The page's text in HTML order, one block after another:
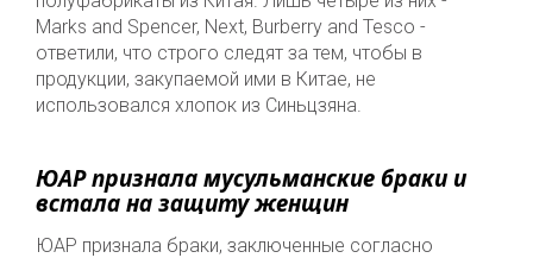
Marks and Spencer, Next, Burberry and Tesco -
ответили, что строго следят за тем, чтобы в
продукции, закупаемой ими в Китае, не
использовался хлопок из Синьцзяна.
ЮАР признала мусульманские браки и
встала на защиту женщин
ЮАР признала браки, заключенные согласно